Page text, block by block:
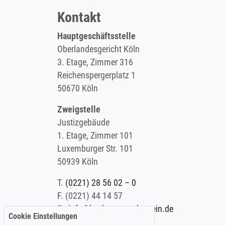
Kontakt
Hauptgeschäftsstelle
Oberlandesgericht Köln
3. Etage, Zimmer 316
Reichenspergerplatz 1
50670 Köln
Zweigstelle
Justizgebäude
1. Etage, Zimmer 101
Luxemburger Str. 101
50939 Köln
T. (0221) 28 56 02 – 0
F. (0221) 44 14 57
E.info@koelner-anwaltverein.de
Cookie Einstellungen